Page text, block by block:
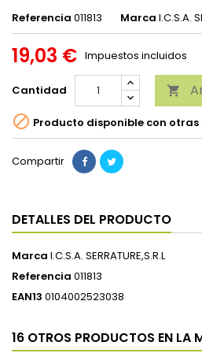
Referencia 011813 Marca I.C.S.A.
19,03 € Impuestos incluidos
Cantidad 
 Producto disponible con otras
Compartir
DETALLES DEL PRODUCTO
Marca I.C.S.A. SERRATURE,S.R.L
Referencia 011813
EAN13 0104002523038
16 OTROS PRODUCTOS EN LA